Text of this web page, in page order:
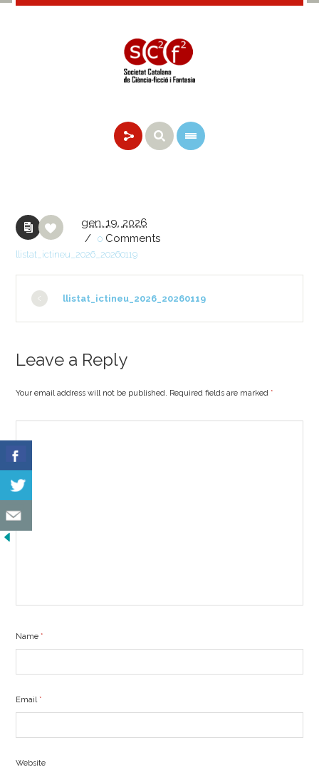
gen.19, 2026
/
0 Comments
llistat_ictineu_2026_20260119
llistat_ictineu_2026_20260119
Leave a Reply
Your email address will not be published. Required fields are marked*
Name*
Email*
Website